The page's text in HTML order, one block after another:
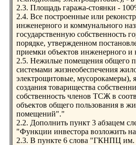
2.3. Площадь гаража-стоянки -
2.4. Все построенные или
инженерного и коммунального
государственную собственность
порядке, утвержденном
приемки объектов инженерного и
2.5. Нежилые помещения общего
системами жизнеобеспечения
электрощитовые,
создания товарищества
собственность членов ТСЖ в
объектов общего пользования в
помещений"."
2.2. Дополнить пункт 3 абзацем
"Функции инвестора возложить
2.3. В пункте 6 слова "ГКНПЦ